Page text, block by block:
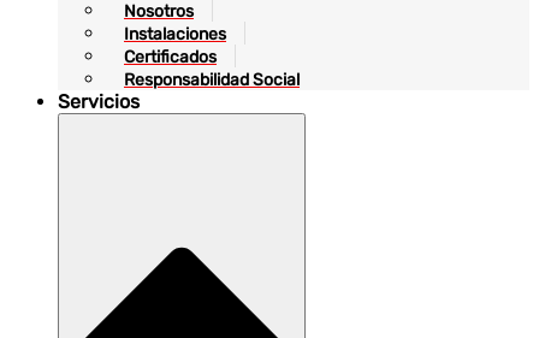
Nosotros
Instalaciones
Certificados
Responsabilidad Social
Servicios